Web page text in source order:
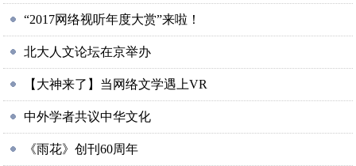
“2017网络视听年度大赏”来啦！
北大人文论坛在京举办
【大神来了】当网络文学遇上VR
中外学者共议中华文化
《雨花》创刊60周年